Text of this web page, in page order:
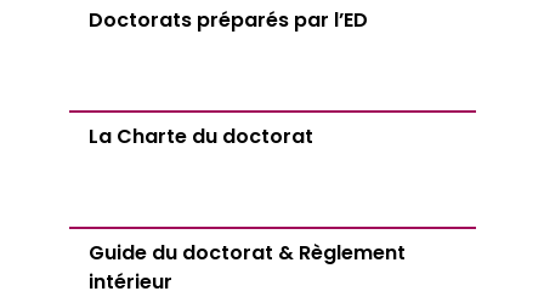
Doctorats préparés par l’ED
La Charte du doctorat
Guide du doctorat & Règlement
intérieur